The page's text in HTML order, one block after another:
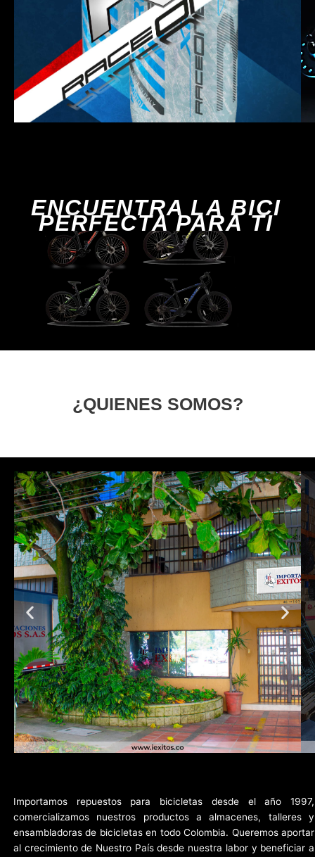
ENCUENTRA LA BICI
PERFECTA PARA TI
¿QUIENES SOMOS?
Importamos repuestos para bicicletas desde el año 1997,
comercializamos nuestros productos a almacenes, talleres y
ensambladoras de bicicletas en todo Colombia. Queremos aportar
al crecimiento de Nuestro País desde nuestra labor y beneficiar a